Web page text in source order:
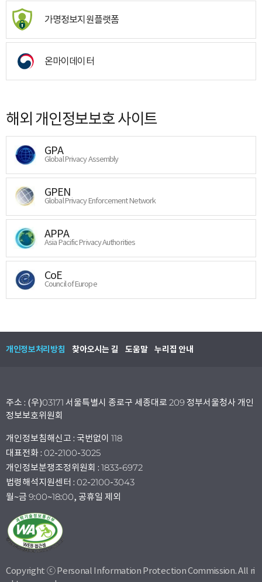
가명정보지원플랫폼
온마이데이터
해외 개인정보보호 사이트
GPA
Global Privacy Assembly
GPEN
Global Privacy Enforcement Network
APPA
Asia Pacific Privacy Authorities
CoE
Council of Europe
개인정보처리방침 찾아오시는 길 도움말 누리집 안내
주소 : (우)03171 서울특별시 종로구 세종대로 209 정부서울청사 개인
정보보호위원회
개인정보침해신고 : 국번없이 118
대표전화 : 02-2100-3025
개인정보분쟁조정위원회 : 1833-6972
법령해석지원센터 : 02-2100-3043
월~금 9:00~18:00, 공휴일 제외
Copyright ⓒ Personal Information Protection Commission. All ri